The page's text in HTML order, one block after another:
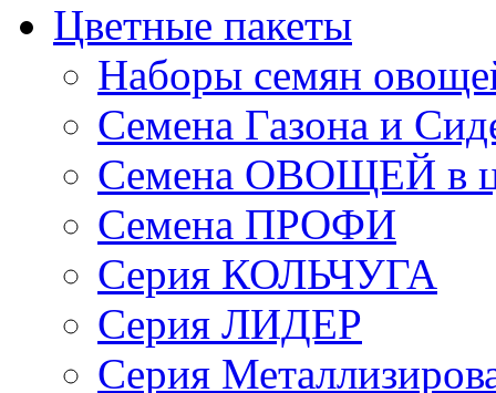
Цветные пакеты
Наборы семян
Семена Газона и
Семена ОВОЩЕЙ в
Семена ПРОФИ
Серия КОЛЬЧУГА
Серия ЛИДЕР
Серия